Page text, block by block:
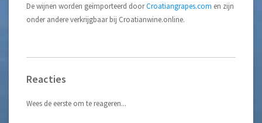
De wijnen worden geïmporteerd doorCroatiangrapes.com en zijn
onder andere verkrijgbaar bij Croatianwine.online.
Reacties
Wees de eerste om te reageren...